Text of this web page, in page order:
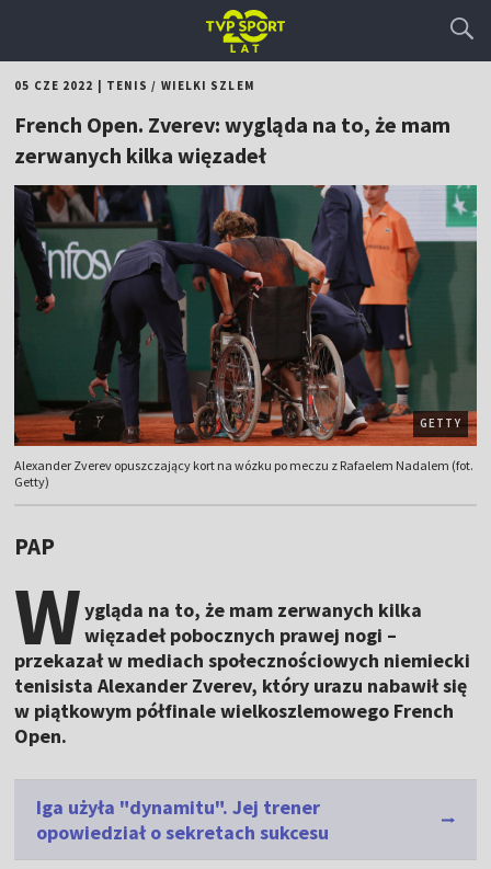
05 CZE 2022 TENIS / WIELKI SZLEM
French Open. Zverev: wygląda na to, że mam
zerwanych kilka więzadeł
GETTY
Alexander Zverev opuszczający kort na wózku po meczu z Rafaelem Nadalem (fot.
Getty)
PAP
Wygląda na to, że mam zerwanych kilka
więzadeł pobocznych prawej nogi –
przekazał w mediach społecznościowych niemiecki
tenisista Alexander Zverev, który urazu nabawił się
w piątkowym półfinale wielkoszlemowego French
Open.
Iga użyła "dynamitu". Jej trener
opowiedział o sekretach sukcesu